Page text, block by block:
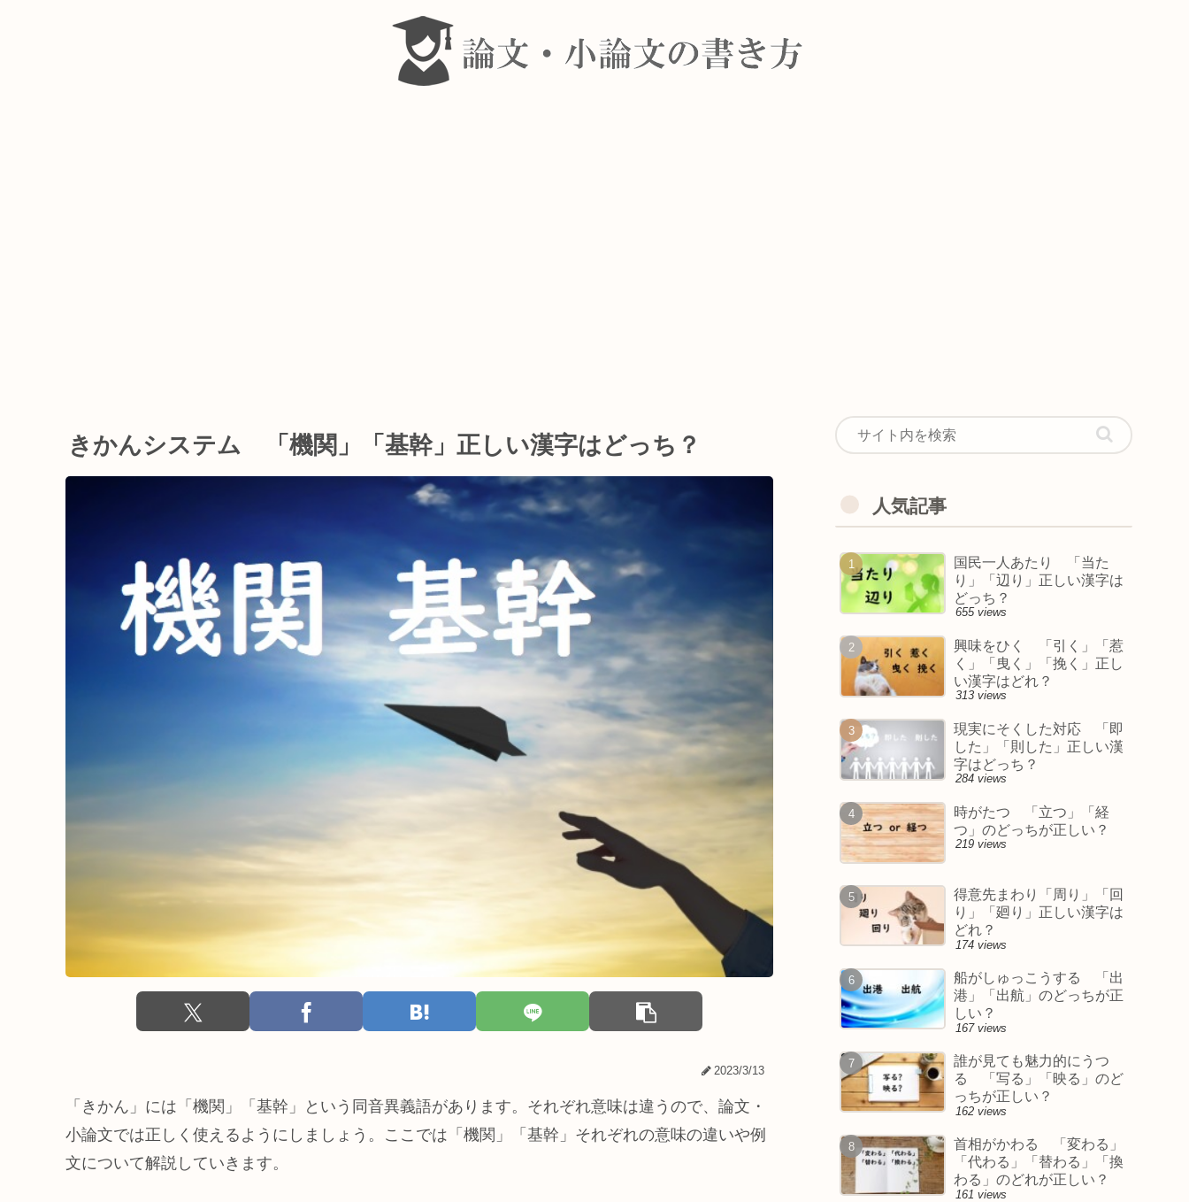
きかんシステム 「機関」「基幹」正しい漢字はどっち？
2023/3/13
「きかん」には「機関」「基幹」という同音異義語があります。それぞれ意味は違うので、論文・
小論文では正しく使えるようにしましょう。ここでは「機関」「基幹」それぞれの意味の違いや例
文について解説していきます。
人気記事
国民一人あたり 「当た
り」「辺り」正しい漢字は
どっち？
655 views
興味をひく 「引く」「惹
く」「曳く」「挽く」正し
い漢字はどれ？
313 views
現実にそくした対応 「即
した」「則した」正しい漢
字はどっち？
284 views
時がたつ 「立つ」「経
つ」のどっちが正しい？
219 views
得意先まわり「周り」「回
り」「廻り」正しい漢字は
どれ？
174 views
船がしゅっこうする 「出
港」「出航」のどっちが正
しい？
167 views
誰が見ても魅力的にうつ
る 「写る」「映る」のど
っちが正しい？
162 views
首相がかわる 「変わる」
「代わる」「替わる」「換
わる」のどれが正しい？
161 views